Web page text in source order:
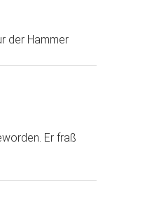
der Hammer
Er fraß